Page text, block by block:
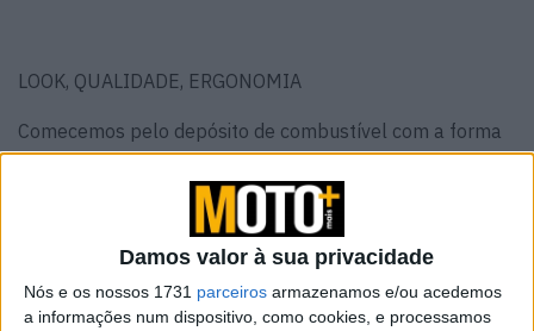
Damos valor à sua privacidade
Nós e os nossos 1731 parceiros armazenamos e/ou acedemos
a informações num dispositivo, como cookies, e processamos
LOOK, QUALIDADE, ERGONOMIA
Comecemos pelo depósito de combustível com a forma
de X, numa linha estética que acompanhará todos os
novos modelos Brixton, a quantidade de pormenores
associados à marca impressiona pela sua distribuição
bem pensada e interessante. Desde o farol dianteiro full
Led com o logotipo, o X gravado nas borrachas dos poisa
pés e nos resguardos do radiador, da chave aos punhos, à